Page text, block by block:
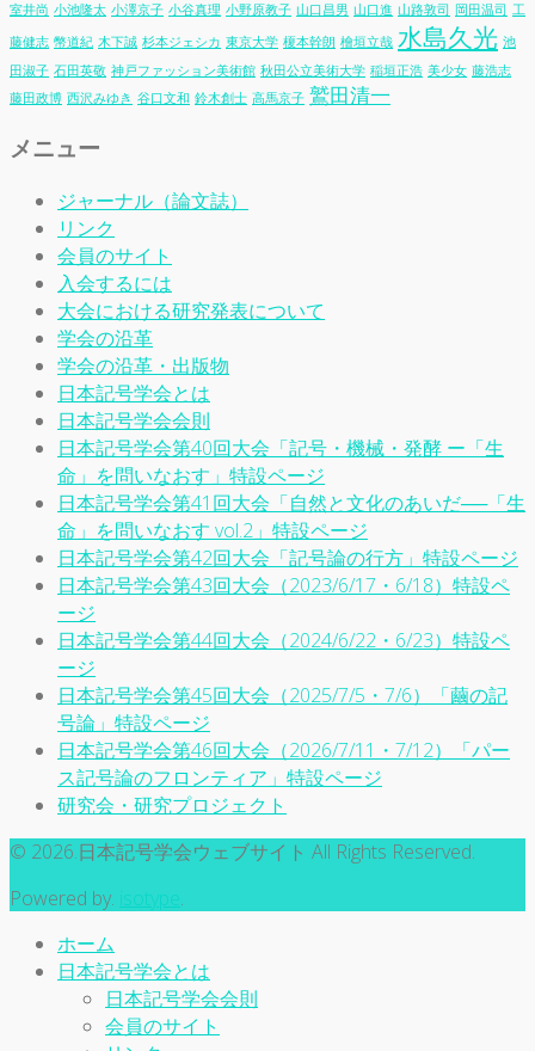
室井尚 小池隆太 小澤京子 小谷真理 小野原教子 山口昌男 山口進 山路敦司 岡田温司 工
藤健志 幣道紀 木下誠 杉本ジェシカ 東京大学 榎本幹朗 檜垣立哉 水島久光 池
田淑子 石田英敬 神戸ファッション美術館 秋田公立美術大学 稲垣正浩 美少女 藤浩志
藤田政博 西沢みゆき 谷口文和 鈴木創士 高馬京子 鷲田清一
メニュー
ジャーナル（論文誌）
リンク
会員のサイト
入会するには
大会における研究発表について
学会の沿革
学会の沿革・出版物
日本記号学会とは
日本記号学会会則
日本記号学会第40回大会「記号・機械・発酵 ー「生
命」を問いなおす」特設ページ
日本記号学会第41回大会「自然と文化のあいだ──「生
命」を問いなおす vol.2」特設ページ
日本記号学会第42回大会「記号論の行方」特設ページ
日本記号学会第43回大会（2023/6/17・6/18）特設ペ
ージ
日本記号学会第44回大会（2024/6/22・6/23）特設ペ
ージ
日本記号学会第45回大会（2025/7/5・7/6）「繭の記
号論」特設ページ
日本記号学会第46回大会（2026/7/11・7/12）「パー
ス記号論のフロンティア」特設ページ
研究会・研究プロジェクト
© 2026.日本記号学会ウェブサイト All Rights Reserved.
Powered by. isotype.
ホーム
日本記号学会とは
日本記号学会会則
会員のサイト